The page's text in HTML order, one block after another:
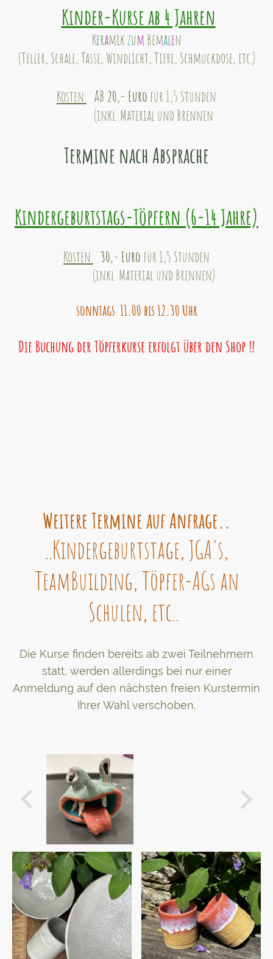
Kinder-Kurse ab 4 Jahren
Keramikzum Bemalen
(Teller, Schale, Tasse, Windlicht, Tiere, Schmuckdose, etc.)
Kosten: ab 20,- Euro für 1,5 Stunden
(inkl. Material und Brennen
Termine nach Absprache
Kindergeburtstags-Töpfern (6-14 Jahre)
Kosten: 30,- Euro für 1,5 Stunden
(inkl. Material und Brennen)
sonntags 11.00 bis 12.30 Uhr
Die Buchung der Töpferkurse erfolgt über den Shop !!
Weitere Termine auf Anfrage..
..Kindergeburtstage, JGA's,
TeamBuilding, Töpfer-AGs an
Schulen, etc..
Die Kurse finden bereits ab zwei Teilnehmern
statt, werden allerdings bei nur einer
Anmeldung auf den nächsten freien Kurstermin
Ihrer Wahl verschoben.